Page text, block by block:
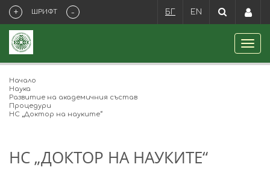
+ ШРИФТ - БГ EN
Начало
Наука
Развитие на академичния състав
Процедури
НС „Доктор на науките“
НС „ДОКТОР НА НАУКИТЕ“